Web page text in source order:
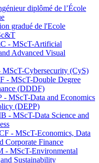
diplômé de l’École
gradué de l'Ecole
- MScT-Artificial
Advanced Visual
Cybersecurity (CyS)
- MScT-Double Degree
(DDDF)
- MScT-Data and Economics
(DEPP)
- MScT-Data Science and
- MScT-Economics, Data
Corporate Finance
- MScT-Environmental
Sustainability